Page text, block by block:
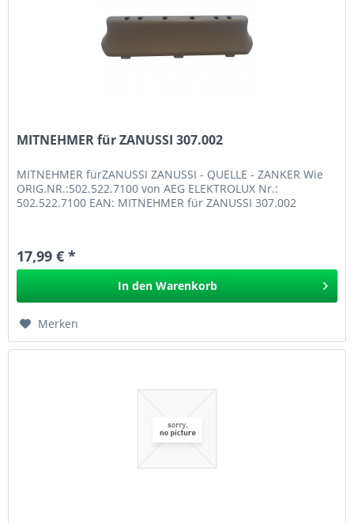
MITNEHMER für ZANUSSI 307.002
MITNEHMER fürZANUSSI ZANUSSI - QUELLE - ZANKER Wie
ORIG.NR.:502.522.7100 von AEG ELEKTROLUX Nr.:
502.522.7100 EAN: MITNEHMER für ZANUSSI 307.002
17,99 € *
In den Warenkorb
Merken